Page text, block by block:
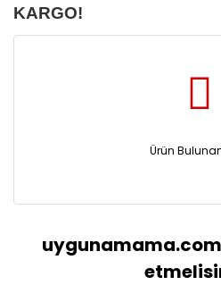
KARGO!
Ürün